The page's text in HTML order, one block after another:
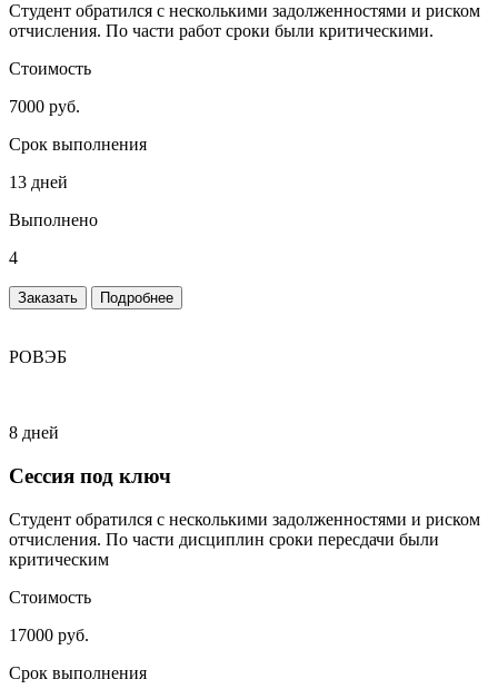
Студент обратился с несколькими задолженностями и риском
отчисления. По части работ сроки были критическими.
Стоимость
7000 руб.
Срок выполнения
13 дней
Выполнено
4
Заказать Подробнее
РОВЭБ
8 дней
Сессия под ключ
Студент обратился с несколькими задолженностями и риском
отчисления. По части дисциплин сроки пересдачи были
критическим
Стоимость
17000 руб.
Срок выполнения